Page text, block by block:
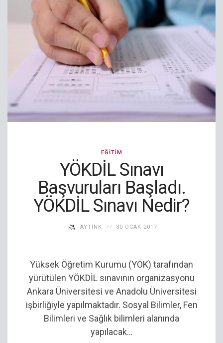
EĞITIM
YÖKDİL Sınavı
Başvuruları Başladı.
YÖKDİL Sınavı Nedir?
AYTINK 30 OCAK 2017
Yüksek Öğretim Kurumu (YÖK) tarafından
yürütülen YÖKDİL sınavının organizasyonu
Ankara Üniversitesi ve Anadolu Üniversitesi
işbirliğiyle yapılmaktadır. Sosyal Bilimler, Fen
Bilimleri ve Sağlık bilimleri alanında
yapılacak...